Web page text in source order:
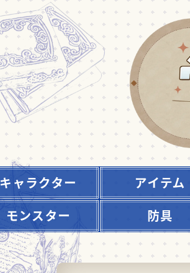
キャラクター アイテム
モンスター
防具